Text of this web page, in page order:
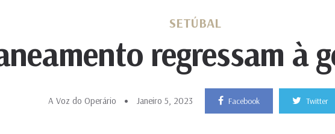
SETÚBAL
regressam à
A Voz do Operário Janeiro 5, 2023 Facebook Twitter